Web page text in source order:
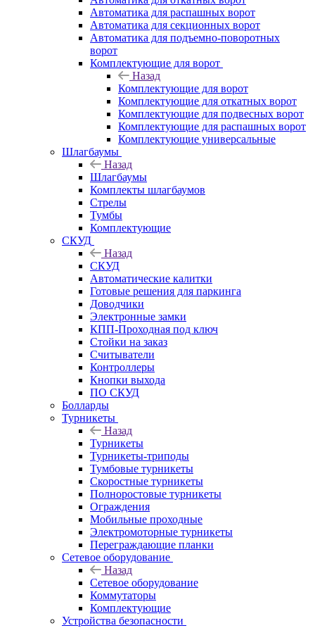
Автоматика для распашных ворот
Автоматика для секционных ворот
Автоматика для подъемно-поворотных
ворот
Комплектующие для ворот
Назад
Комплектующие для ворот
Комплектующие для откатных ворот
Комплектующие для подвесных ворот
Комплектующие для распашных ворот
Комплектующие универсальные
Шлагбаумы
Назад
Шлагбаумы
Комплекты шлагбаумов
Стрелы
Тумбы
Комплектующие
СКУД
Назад
СКУД
Автоматические калитки
Готовые решения для паркинга
Доводчики
Электронные замки
КПП-Проходная под ключ
Стойки на заказ
Считыватели
Контроллеры
Кнопки выхода
ПО СКУД
Болларды
Турникеты
Назад
Турникеты
Турникеты-триподы
Тумбовые турникеты
Скоростные турникеты
Полноростовые турникеты
Ограждения
Мобильные проходные
Электромоторные турникеты
Переграждающие планки
Сетевое оборудование
Назад
Сетевое оборудование
Коммутаторы
Комплектующие
Устройства безопасности